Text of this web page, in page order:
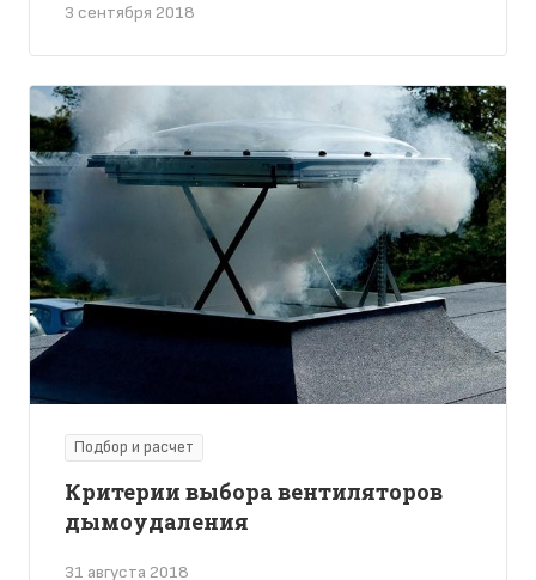
3 сентября 2018
Подбор и расчет
31 августа 2018
Критерии выбора вентиляторов
дымоудаления